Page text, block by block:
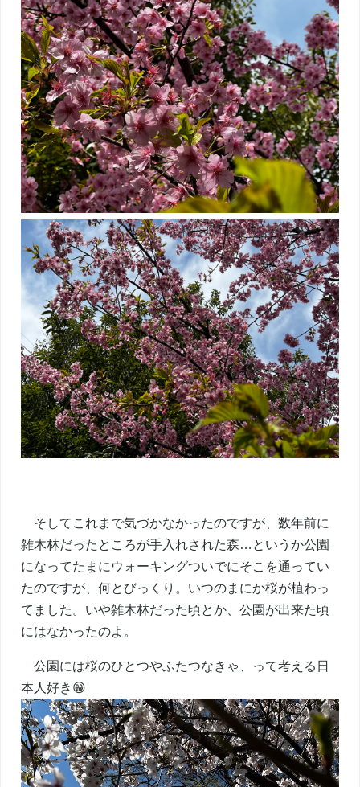
そしてこれまで気づかなかったのですが、数年前に
雑木林だったところが手入れされた森…というか公園
になってたまにウォーキングついでにそこを通ってい
たのですが、何とびっくり。いつのまにか桜が植わっ
てました。いや雑木林だった頃とか、公園が出来た頃
にはなかったのよ。
公園には桜のひとつやふたつなきゃ、って考える日
本人好き😁